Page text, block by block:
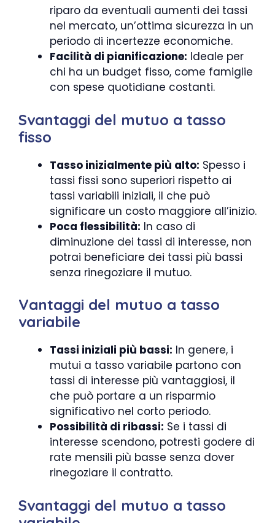
riparo da eventuali aumenti dei tassi
nel mercato, un’ottima sicurezza in un
periodo di incertezze economiche.
Facilità di pianificazione: Ideale per
chi ha un budget fisso, come famiglie
con spese quotidiane costanti.
Svantaggi del mutuo a tasso
fisso
Tasso inizialmente più alto: Spesso i
tassi fissi sono superiori rispetto ai
tassi variabili iniziali, il che può
significare un costo maggiore all’inizio.
Poca flessibilità: In caso di
diminuzione dei tassi di interesse, non
potrai beneficiare dei tassi più bassi
senza rinegoziare il mutuo.
Vantaggi del mutuo a tasso
variabile
Tassi iniziali più bassi: In genere, i
mutui a tasso variabile partono con
tassi di interesse più vantaggiosi, il
che può portare a un risparmio
significativo nel corto periodo.
Possibilità di ribassi: Se i tassi di
interesse scendono, potresti godere di
rate mensili più basse senza dover
rinegoziare il contratto.
Svantaggi del mutuo a tasso